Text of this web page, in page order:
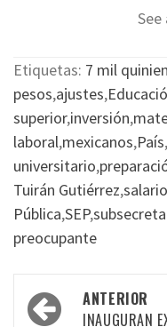
Etiquetas: 7 mil
pesos,ajustes,
superior,inversión,
laboral,mexicanos,País,
universitario,
Tuirán Gutiérrez,salario
Pública,SEP,
preocupante
Navegación
ANTERIOR
INAUGURAN